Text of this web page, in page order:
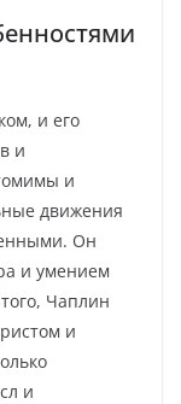
и его
и
и
движения
Он
и умением
Чаплин
и
и